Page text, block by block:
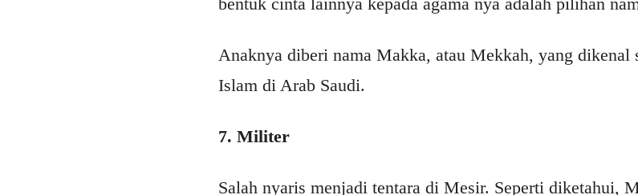
Anaknya diberi nama Makka, atau Mekkah, yang dikenal
Islam di Arab Saudi.
7. Militer
Salah nyaris menjadi tentara di Mesir. Seperti diketahui,